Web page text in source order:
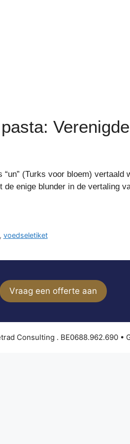
(Turks voor bloem) vertaald
enige blunder in de vertaling
, voedseletiket
Vraag een offerte aan
Consulting . BE0688.962.690 •